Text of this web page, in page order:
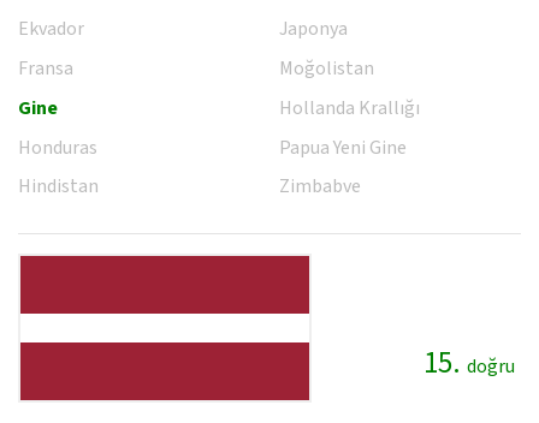
Ekvador
Fransa
Gine
Honduras
Hindistan
Japonya
Moğolistan
Hollanda Krallığı
Papua Yeni Gine
Zimbabve
15. doğru